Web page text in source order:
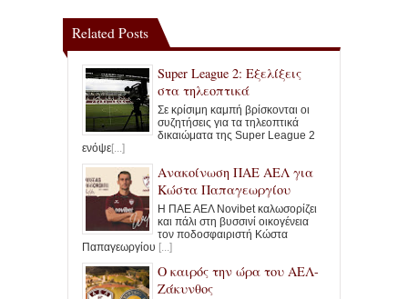
Related Posts
Super League 2: Εξελίξεις
στα τηλεοπτικά
Σε κρίσιμη καμπή βρίσκονται οι
συζητήσεις για τα τηλεοπτικά
δικαιώματα της Super League 2
ενόψε[...]
Ανακοίνωση ΠΑΕ ΑΕΛ για
Κώστα Παπαγεωργίου
Η ΠΑΕ ΑΕΛ Novibet καλωσορίζει
και πάλι στη βυσσινί οικογένεια
τον ποδοσφαιριστή Κώστα
Παπαγεωργίου [...]
Ο καιρός την ώρα του ΑΕΛ-
Ζάκυνθος